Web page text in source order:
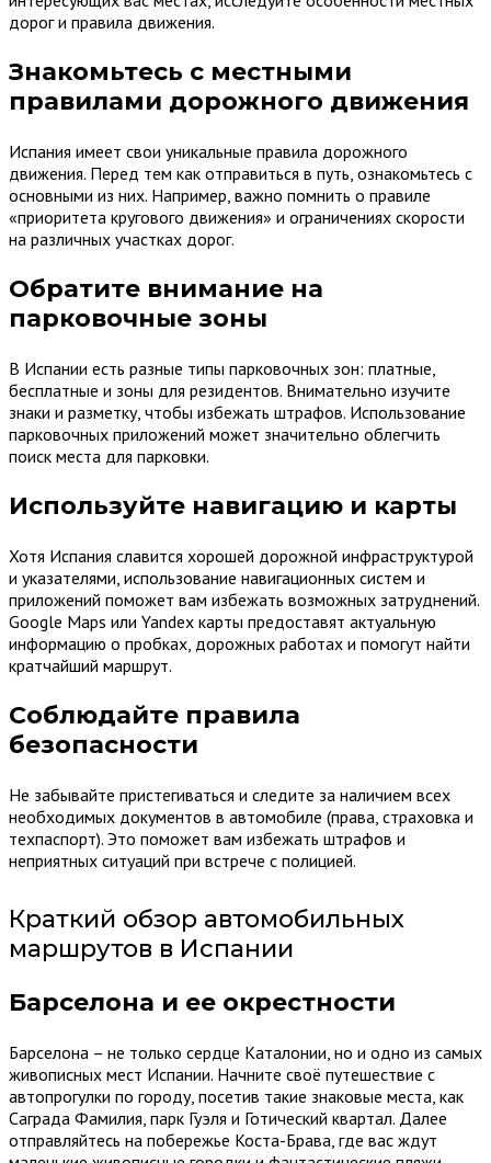
дорог и правила движения.
Знакомьтесь с местными
правилами дорожного движения
Испания имеет свои уникальные правила дорожного
движения. Перед тем как отправиться в путь, ознакомьтесь с
основными из них. Например, важно помнить о правиле
«приоритета кругового движения» и ограничениях скорости
на различных участках дорог.
Обратите внимание на
парковочные зоны
В Испании есть разные типы парковочных зон: платные,
бесплатные и зоны для резидентов. Внимательно изучите
знаки и разметку, чтобы избежать штрафов. Использование
парковочных приложений может значительно облегчить
поиск места для парковки.
Используйте навигацию и карты
Хотя Испания славится хорошей дорожной инфраструктурой
и указателями, использование навигационных систем и
приложений поможет вам избежать возможных затруднений.
Google Maps или Yandex карты предоставят актуальную
информацию о пробках, дорожных работах и помогут найти
кратчайший маршрут.
Соблюдайте правила
безопасности
Не забывайте пристегиваться и следите за наличием всех
необходимых документов в автомобиле (права, страховка и
техпаспорт). Это поможет вам избежать штрафов и
неприятных ситуаций при встрече с полицией.
Краткий обзор автомобильных
маршрутов в Испании
Барселона и ее окрестности
Барселона – не только сердце Каталонии, но и одно из самых
живописных мест Испании. Начните своё путешествие с
автопрогулки по городу, посетив такие знаковые места, как
Саграда Фамилия, парк Гуэля и Готический квартал. Далее
отправляйтесь на побережье Коста-Брава, где вас ждут